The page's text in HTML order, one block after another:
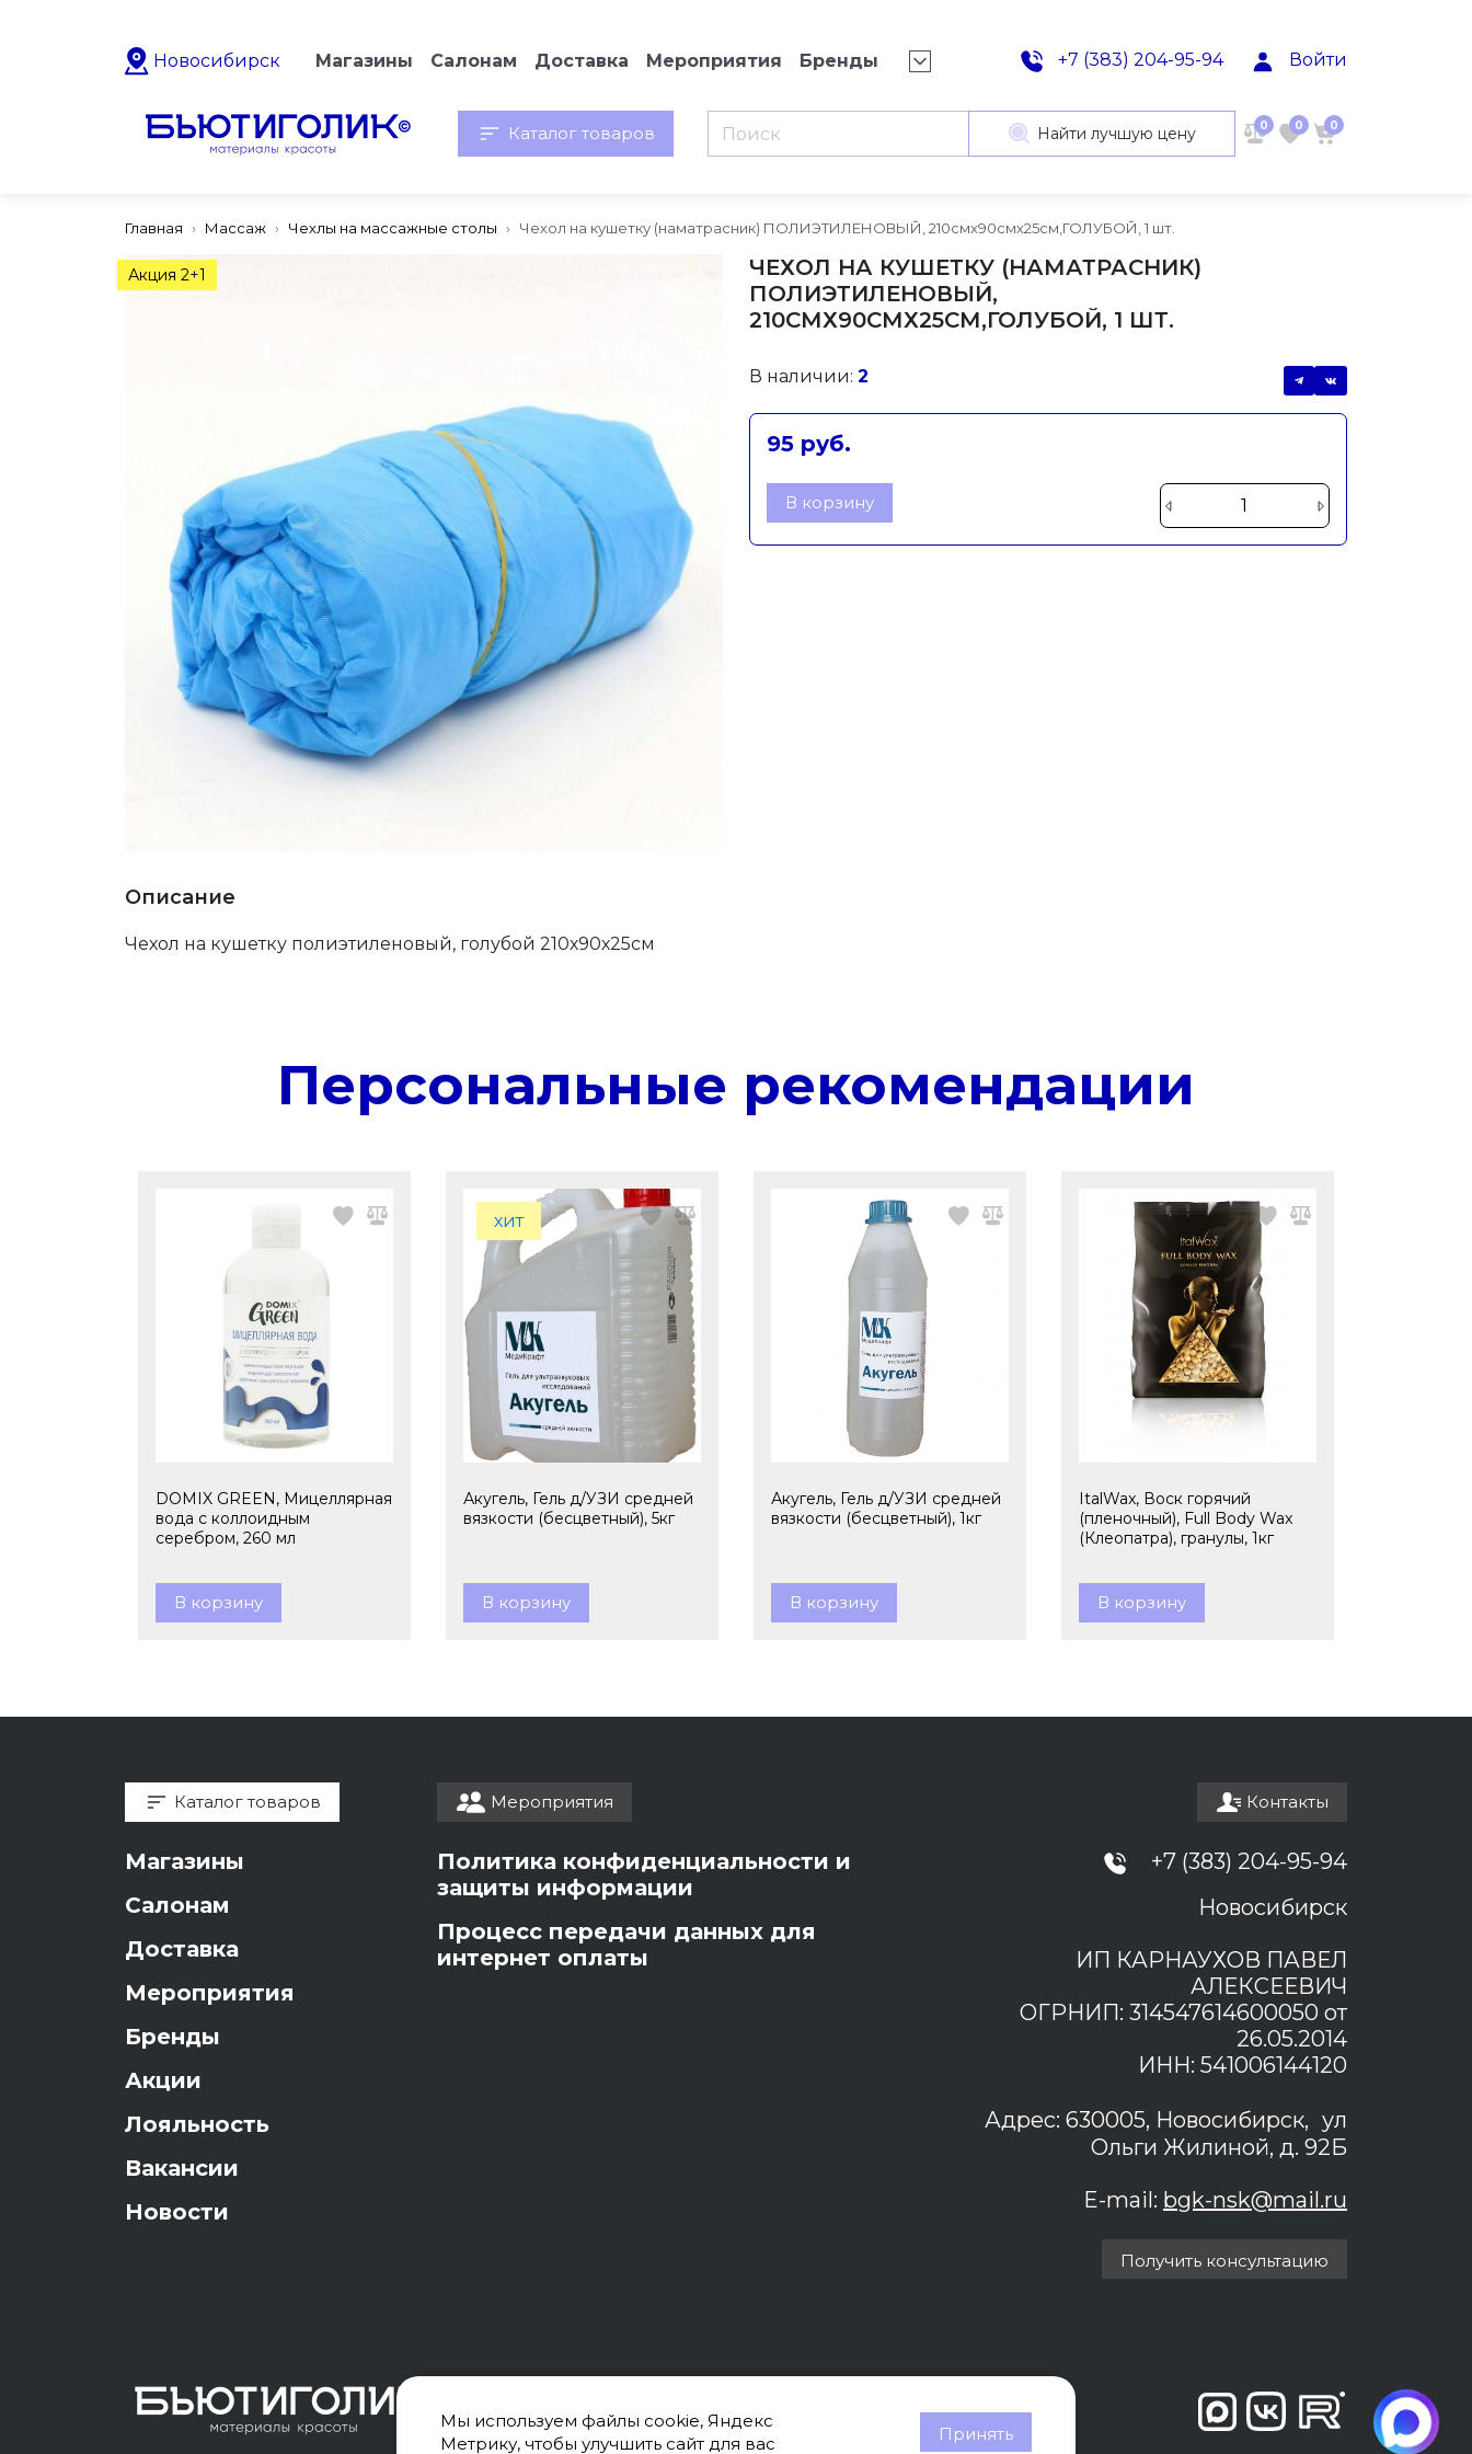
Новосибирск Магазины Салонам Доставка Мероприятия Бренды +7 (383) 204-95-94 Войти
Каталог товаров Найти лучшую цену 0 0 0
Главная Массаж Чехлы на массажные столы Чехол на кушетку (наматрасник) ПОЛИЭТИЛЕНОВЫЙ, 210смх90смх25см,ГОЛУБОЙ, 1 шт.
Акция 2+1
ЧЕХОЛ НА КУШЕТКУ (НАМАТРАСНИК)
ПОЛИЭТИЛЕНОВЫЙ,
210СМХ90СМХ25СМ,ГОЛУБОЙ, 1 ШТ.
В наличии: 2
95 руб.
В корзину
Описание
Чехол на кушетку полиэтиленовый, голубой 210х90х25см
Персональные рекомендации
DOMIX GREEN, Мицеллярная
вода с коллоидным
серебром, 260 мл
В корзину
хит
Акугель, Гель д/УЗИ средней
вязкости (бесцветный), 5кг
В корзину
Акугель, Гель д/УЗИ средней
вязкости (бесцветный), 1кг
В корзину
ItalWax, Воск горячий
(пленочный), Full Body Wax
(Клеопатра), гранулы, 1кг
В корзину
Каталог товаров
Магазины
Салонам
Доставка
Мероприятия
Бренды
Акции
Лояльность
Вакансии
Новости
Мероприятия
Политика конфиденциальности и
защиты информации
Процесс передачи данных для
интернет оплаты
Контакты
+7 (383) 204-95-94
Новосибирск
ИП КАРНАУХОВ ПАВЕЛ
АЛЕКСЕЕВИЧ
ОГРНИП: 314547614600050 от
26.05.2014
ИНН: 541006144120
Адрес: 630005, Новосибирск, ул
Ольги Жилиной, д. 92Б
E-mail: bgk-nsk@mail.ru
Получить консультацию
Мы используем файлы cookie, Яндекс
Метрику, чтобы улучшить сайт для вас
Принять